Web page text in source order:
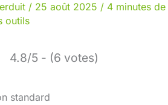
/ 25 août 2025 / 4 minutes
outils
4.8/5 - (6 votes)